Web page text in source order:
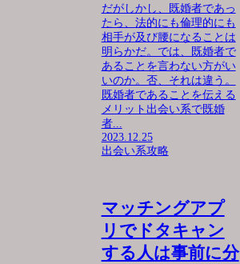
だがしかし、既婚者であっ
たら、法的にも倫理的にも
相手が及び腰になることは
明らかだ。では、既婚者で
あることを言わない方がい
いのか。否、それは違う。
既婚者であることを伝える
メリット出会い系で既婚
者...
2023.12.25
出会い系攻略
マッチングアプ
リでドタキャン
する人は事前に分